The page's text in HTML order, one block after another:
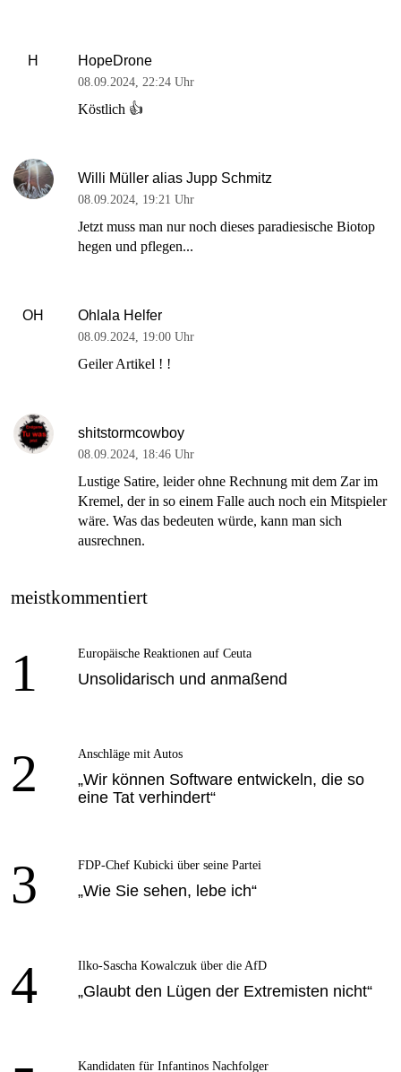
H HopeDrone
08.09.2024, 22:24 Uhr
Köstlich 👍
Willi Müller alias Jupp Schmitz
08.09.2024, 19:21 Uhr
Jetzt muss man nur noch dieses paradiesische Biotop
hegen und pflegen...
OH Ohlala Helfer
08.09.2024, 19:00 Uhr
Geiler Artikel ! !
shitstormcowboy
08.09.2024, 18:46 Uhr
Lustige Satire, leider ohne Rechnung mit dem Zar im
Kremel, der in so einem Falle auch noch ein Mitspieler
wäre. Was das bedeuten würde, kann man sich
ausrechnen.
meistkommentiert
1 Europäische Reaktionen auf Ceuta
Unsolidarisch und anmaßend
2 Anschläge mit Autos
„Wir können Software entwickeln, die so
eine Tat verhindert“
3 FDP-Chef Kubicki über seine Partei
„Wie Sie sehen, lebe ich“
4 Ilko-Sascha Kowalczuk über die AfD
„Glaubt den Lügen der Extremisten nicht“
Kandidaten für Infantinos Nachfolger